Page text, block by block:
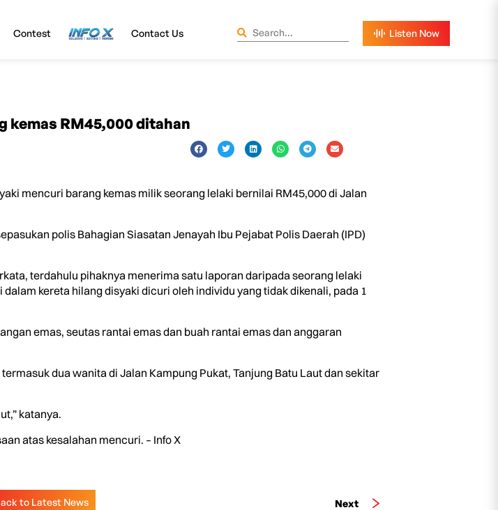
Contest InfoX Contact Us
kemas RM45,000 ditahan
mencuri barang kemas milik seorang lelaki bernilai RM45,000 di Jalan
polis Bahagian Siasatan Jenayah Ibu Pejabat Polis Daerah (IPD)
terdahulu pihaknya menerima satu laporan daripada seorang lelaki
kereta hilang disyaki dicuri oleh individu yang tidak dikenali, pada 1
emas, seutas rantai emas dan buah rantai emas dan anggaran
dua wanita di Jalan Kampung Pukat, Tanjung Batu Laut dan sekitar
katanya.
atas kesalahan mencuri. – Info X
Next
to Latest News